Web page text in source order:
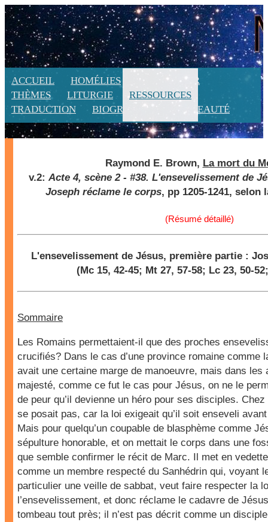
ACCUEIL HOMÉLIES
CALENDRIER
THÈMES
LITURGIE
RESSOURCES
TRADUCTION
BIOGRAPHIE NOUVEAUTÉ
Raymond E. Brown, La mort du
v.2: Acte 4, scène 2 - #38. L'ensevelissement de
Joseph réclame le corps, pp 1205-1241, selon
(Résumé détaillé)
L'ensevelissement de Jésus, première partie :
(Mc 15, 42-45; Mt 27, 57-58; Lc 23, 50-52
Sommaire
Les Romains permettaient-il que des proches
crucifiés? Dans le cas d’une province romaine comme
avait une certaine marge de manoeuvre, mais dans les
majesté, comme ce fut le cas pour Jésus, on ne le
de peur qu’il devienne un héro pour ses disciples.
se posait pas, car la loi exigeait qu’il soit enseveli
Mais pour quelqu’un coupable de blasphème comme
sépulture honorable, et on mettait le corps dans une
que semble confirmer le récit de Marc. Il met en
comme un membre respecté du Sanhédrin qui, voyant
particulier une veille de sabbat, veut faire respecter la
l’ensevelissement, et donc réclame le cadavre de
tombeau tout près; il n’est pas décrit comme un